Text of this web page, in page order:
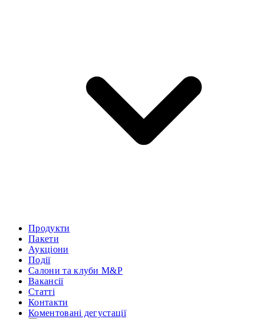
Продукти
Пакети
Аукціони
Події
Салони та клуби M&P
Вакансії
Статті
Контакти
Коментовані дегустації